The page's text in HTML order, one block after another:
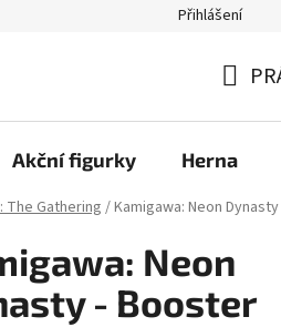
Přihlášení
KOŠÍK
Akční figurky Herna
The Gathering /Kamigawa: Neon
Neon
- Booster